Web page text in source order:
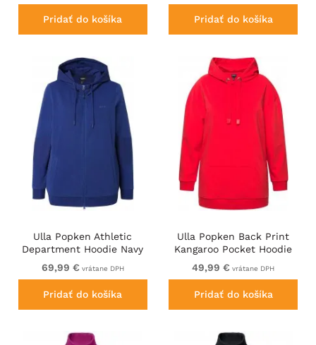
Pridať do košíka Pridať do košíka
Ulla Popken Athletic
Department Hoodie Navy
69,99 € vrátane DPH
Pridať do košíka
Ulla Popken Back Print
Kangaroo Pocket Hoodie
Hibiscus Red
49,99 € vrátane DPH
Pridať do košíka